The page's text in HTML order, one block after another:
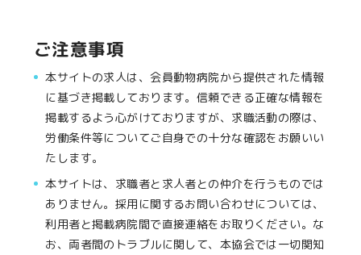
ご注意事項
本サイトの求人は、会員動物病院から提供された情報
に基づき掲載しております。信頼できる正確な情報を
掲載するよう心がけておりますが、求職活動の際は、
労働条件等についてご自身での十分な確認をお願いい
たします。
本サイトは、求職者と求人者との仲介を行うものでは
ありません。採用に関するお問い合わせについては、
利用者と掲載病院間で直接連絡をお取りください。な
お、両者間のトラブルに関して、本協会では一切関知